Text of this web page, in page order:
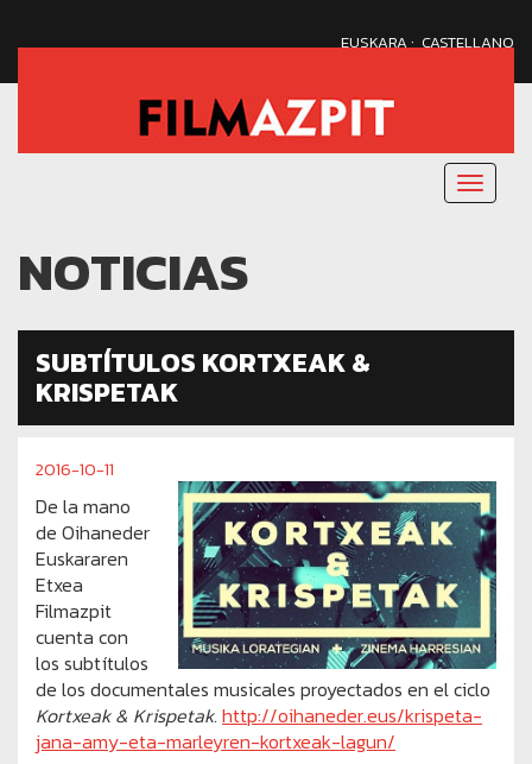
EUSKARA·CASTELLANO
Menu
NOTICIAS
SUBTÍTULOS KORTXEAK &
KRISPETAK
2016-10-11
De la mano
de Oihaneder
Euskararen
Etxea
Filmazpit
cuenta con
los subtítulos
de los documentales musicales proyectados en el ciclo
Kortxeak & Krispetak. http://oihaneder.eus/krispeta-
jana-amy-eta-marleyren-kortxeak-lagun/